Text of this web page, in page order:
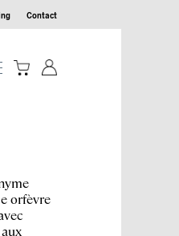
Contact
orfèvre